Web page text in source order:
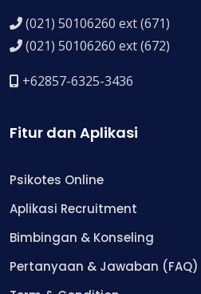
(021) 50106260 ext (671)
(021) 50106260 ext (672)
+62857-6325-3436
Fitur dan Aplikasi
Psikotes Online
Aplikasi Recruitment
Bimbingan & Konseling
Pertanyaan & Jawaban (FAQ)